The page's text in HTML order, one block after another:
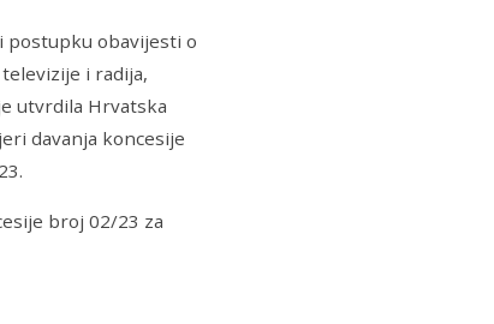
postupku obavijesti o
i radija,
utvrdila Hrvatska
davanja koncesije
broj 02/23 za